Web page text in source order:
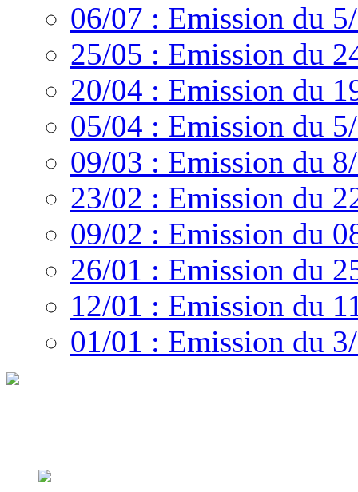
06/07 : Emission du
25/05 : Emission du
20/04 : Emission du
05/04 : Emission du
09/03 : Emission du
23/02 : Emission du
09/02 : Emission du
26/01 : Emission du
12/01 : Emission du
01/01 : Emission du